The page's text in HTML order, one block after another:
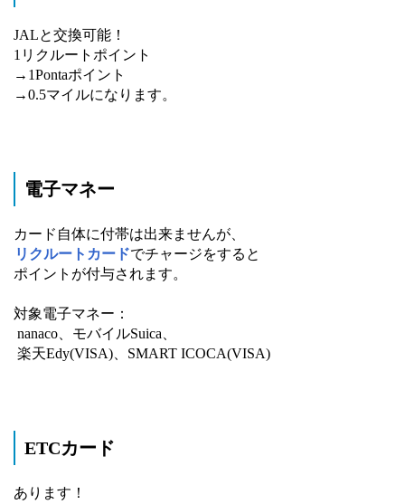
JALと交換可能！
1リクルートポイント
→1Pontaポイント
→0.5マイルになります。
電子マネー
カード自体に付帯は出来ませんが、
リクルートカードでチャージをすると
ポイントが付与されます。
対象電子マネー：
nanaco、モバイルSuica、
楽天Edy(VISA)、SMART ICOCA(VISA)
ETCカード
あります！